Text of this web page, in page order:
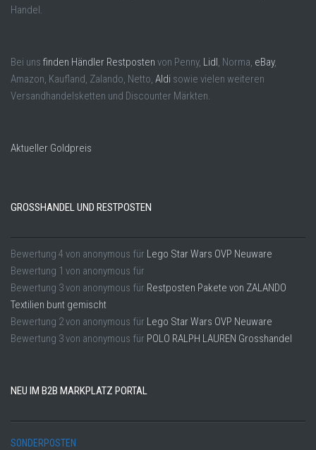
Handel.
Bei uns finden Händler Restposten von Penny, Lidl , Norma, eBay,
Amazon, Kaufland, Zalando, Netto, Aldi sowie vielen weiteren
Versandhandelsketten und Discounter Märkten.
Aktueller Goldpreis
GROSSHANDEL UND RESTPOSTEN
Bewertung 4 von anonymous für Lego Star Wars OVP Neuware
Bewertung 1 von anonymous für
Bewertung 3von anonymous für Restposten Pakete von ZALANDO
Textilien bunt gemischt
Bewertung 2von anonymous für Lego Star Wars OVP Neuware
Bewertung 3von anonymous für POLO RALPH LAUREN Grosshandel
NEU IM B2B MARKPLATZ PORTAL
SONDERPOSTEN